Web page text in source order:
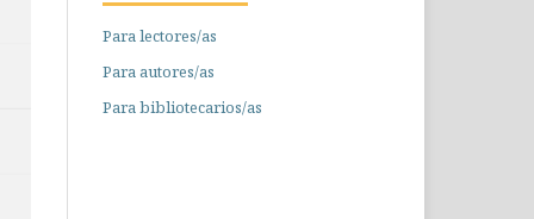
Para lectores/as
Para autores/as
Para bibliotecarios/as